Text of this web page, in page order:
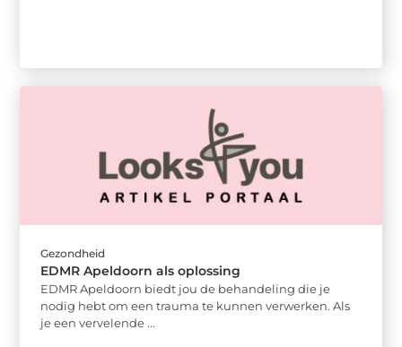
Gezondheid
EDMR Apeldoorn als oplossing
EDMR Apeldoorn biedt jou de behandeling die je
nodig hebt om een trauma te kunnen verwerken. Als
je een vervelende ...